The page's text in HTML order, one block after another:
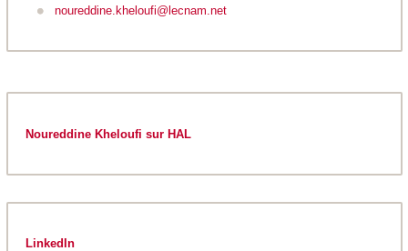
noureddine.kheloufi@lecnam.net
Noureddine Kheloufi sur HAL
LinkedIn